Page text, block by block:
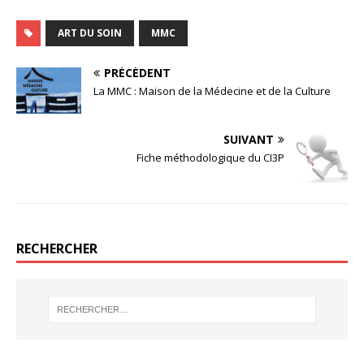
ART DU SOIN MMC
PRÉCÉDENT
La MMC : Maison de la Médecine et de la Culture
SUIVANT
Fiche méthodologique du CI3P
RECHERCHER